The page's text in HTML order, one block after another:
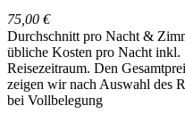
75,00 €
Durchschnitt pro Nacht &
übliche Kosten pro Nacht inkl.
Reisezeitraum. Den
zeigen wir nach Auswahl des
bei Vollbelegung